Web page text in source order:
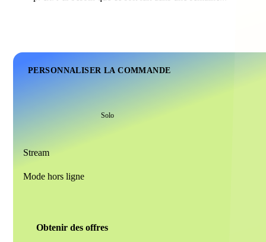
PERSONNALISER LA COMMANDE
Solo
Stream
Mode hors ligne
Obtenir des offres